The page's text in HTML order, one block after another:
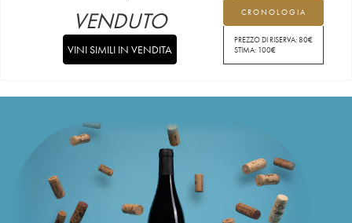
CRONOLOGIA
PREZZO DI RISERVA:80€
STIMA: 100€
VENDUTO
VINI SIMILI IN VENDITA